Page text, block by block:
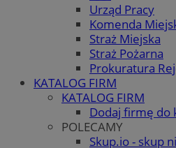
Urząd Pracy
Komenda
Straż Miejska
Straż Pożarna
Prokuratura
KATALOG FIRM
KATALOG FIRM
Dodaj firmę do
POLECAMY
Skup.io - skup